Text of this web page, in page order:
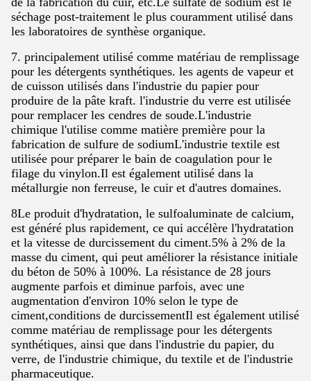
séchage post-traitement le plus couramment utilisé dans
les laboratoires de synthèse organique.
7. principalement utilisé comme matériau de remplissage
pour les détergents synthétiques. les agents de vapeur et
de cuisson utilisés dans l'industrie du papier pour
produire de la pâte kraft. l'industrie du verre est utilisée
pour remplacer les cendres de soude.L'industrie
chimique l'utilise comme matière première pour la
fabrication de sulfure de sodiumL'industrie textile est
utilisée pour préparer le bain de coagulation pour le
filage du vinylon.Il est également utilisé dans la
métallurgie non ferreuse, le cuir et d'autres domaines.
8Le produit d'hydratation, le sulfoaluminate de calcium,
est généré plus rapidement, ce qui accélère l'hydratation
et la vitesse de durcissement du ciment.5% à 2% de la
masse du ciment, qui peut améliorer la résistance initiale
du béton de 50% à 100%. La résistance de 28 jours
augmente parfois et diminue parfois, avec une
augmentation d'environ 10% selon le type de
ciment,conditions de durcissementIl est également utilisé
comme matériau de remplissage pour les détergents
synthétiques, ainsi que dans l'industrie du papier, du
verre, de l'industrie chimique, du textile et de l'industrie
pharmaceutique.